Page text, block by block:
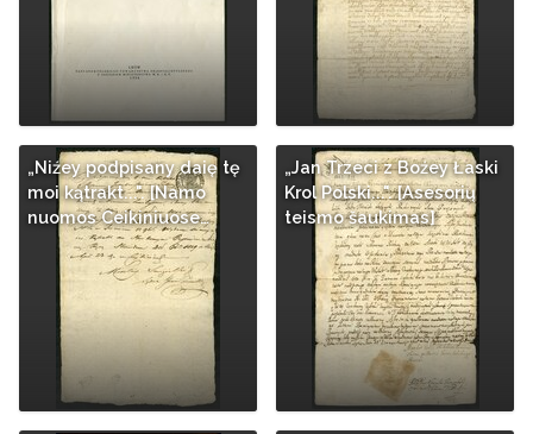
„Niźey podpisany daię tę
moi kątrakt...". [Namo
nuomos Ceikiniuose…
„Jan Trzeci z Boźey Łaski
Krol Polski...". [Asesorių
teismo šaukimas]